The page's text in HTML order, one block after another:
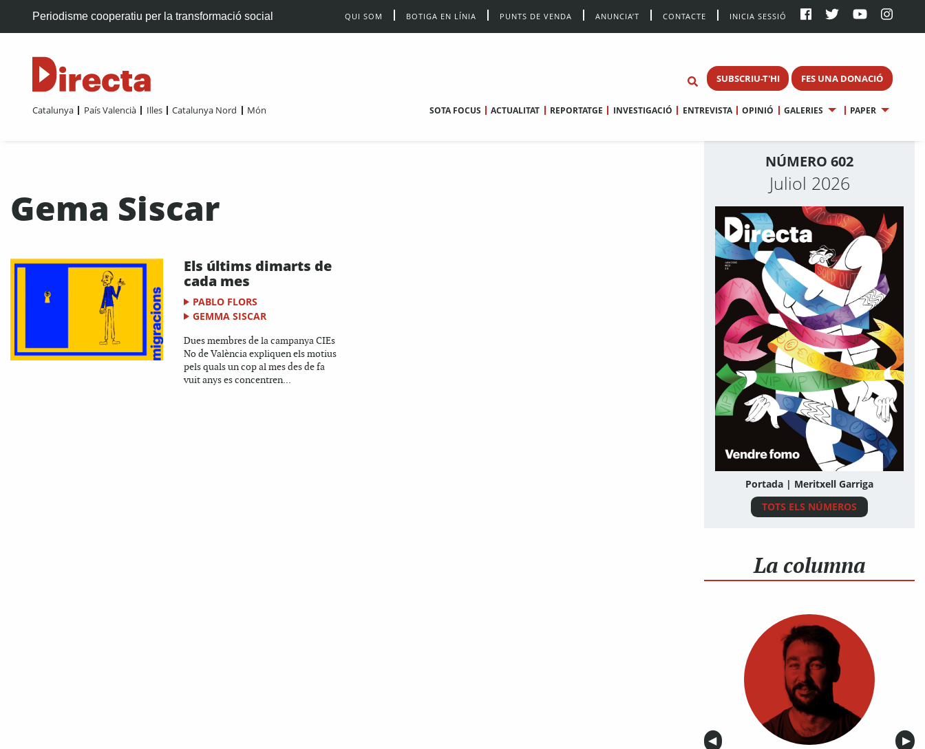
Periodisme cooperatiu per la transformació social QUI SOM BOTIGA EN LÍNIA PUNTS DE VENDA ANUNCIA’T CONTACTE INICIA SESSIÓ
SUBSCRIU-T'HI FES UNA DONACIÓ
Catalunya País Valencià Illes Catalunya Nord Món SOTA FOCUS ACTUALITAT REPORTATGE INVESTIGACIÓ ENTREVISTA OPINIÓ GALERIES PAPER
Gema Siscar
Els últims dimarts de
cada mes
PABLO FLORS
GEMMA SISCAR
Dues membres de la campanya CIEs
No de València expliquen els motius
pels quals un cop al mes des de fa
vuit anys es concentren...
NÚMERO 602
Juliol 2026
Portada | Meritxell Garriga
TOTS ELS NÚMEROS
La columna
Anterior
◀︎ ▶︎